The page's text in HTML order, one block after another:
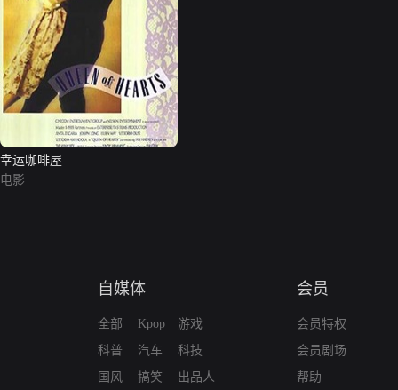
幸运咖啡屋
电影
自媒体
全部
科普
国风
Kpop
汽车
搞笑
游戏
科技
出品人
会员
会员特权
会员剧场
帮助